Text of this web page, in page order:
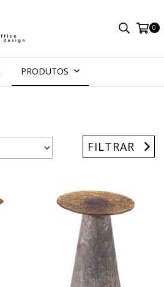
0
PRODUTOS
FILTRAR